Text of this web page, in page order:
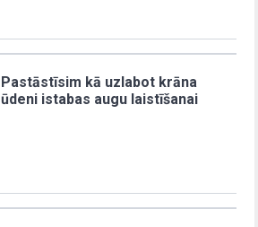
Pastāstīsim kā uzlabot krāna
ūdeni istabas augu laistīšanai